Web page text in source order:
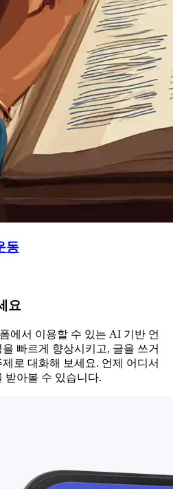
동
요
에서 이용할 수 있는 AI 기반 언
빠르게 향상시키고, 글을 쓰거
로 대화해 보세요. 언제 어디서
받아볼 수 있습니다.